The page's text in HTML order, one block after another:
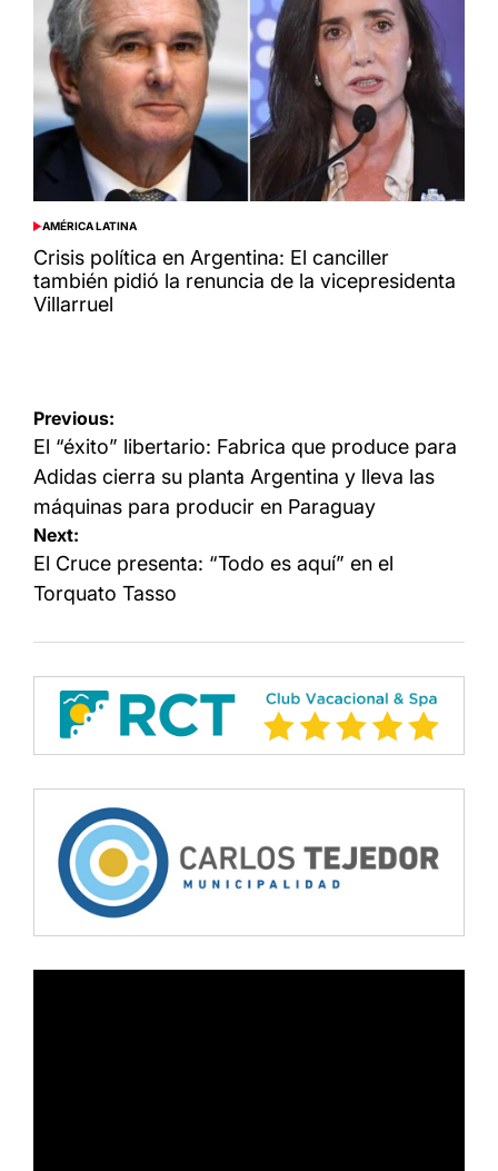
POSTED
IN
AMÉRICA LATINA
Crisis política en Argentina: El canciller
también pidió la renuncia de la vicepresidenta
Villarruel
Navegación
de
entradas
Previous:
El “éxito” libertario: Fabrica que produce para
Adidas cierra su planta Argentina y lleva las
máquinas para producir en Paraguay
Next:
El Cruce presenta: “Todo es aquí” en el
Torquato Tasso